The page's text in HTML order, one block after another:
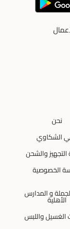
نحن
الشكاوي
والشحن
الخصوصية
و المدارس
الأهلية
الغسيل واللبس